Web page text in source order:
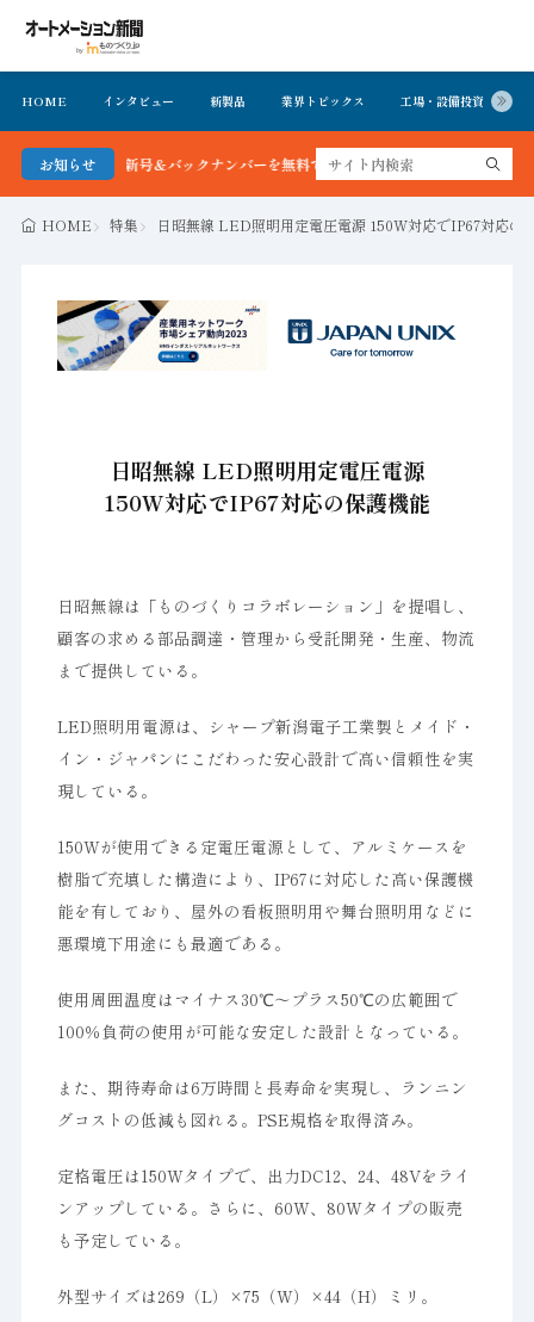
HOME インタビュー 新製品 業界トピックス 工場・設備投資
お知らせ
新聞 最新号＆バックナンバーを無料で公開中 詳細はこちら
HOME 特集 日昭無線 LED照明用定電圧電源 150W対応でIP67対応の
日昭無線 LED照明用定電圧電源
150W対応でIP67対応の保護機能
日昭無線は「ものづくりコラボレーション」を提唱し、
顧客の求める部品調達・管理から受託開発・生産、物流
まで提供している。
LED照明用電源は、シャープ新潟電子工業製とメイド・
イン・ジャパンにこだわった安心設計で高い信頼性を実
現している。
150Wが使用できる定電圧電源として、アルミケースを
樹脂で充填した構造により、IP67に対応した高い保護機
能を有しており、屋外の看板照明用や舞台照明用などに
悪環境下用途にも最適である。
使用周囲温度はマイナス30℃～プラス50℃の広範囲で
100％負荷の使用が可能な安定した設計となっている。
また、期待寿命は6万時間と長寿命を実現し、ランニン
グコストの低減も図れる。PSE規格を取得済み。
定格電圧は150Wタイプで、出力DC12、24、48Vをライ
ンアップしている。さらに、60W、80Wタイプの販売
も予定している。
外型サイズは269（L）×75（W）×44（H）ミリ。